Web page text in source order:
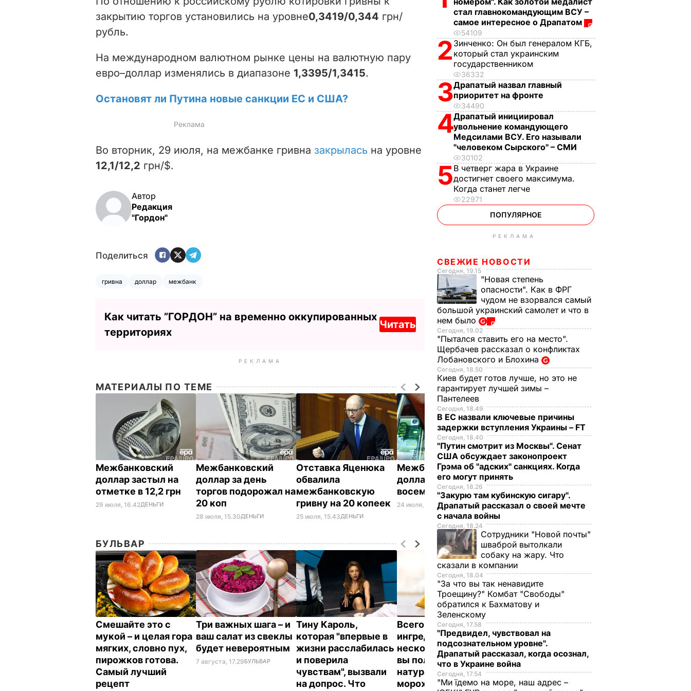
i
e
o
закрытию торгов установились на уровне0,3419/0,344 грн/
рубль.
На международном валютном рынке цены на валютную пару
евро–доллар изменялись в диапазоне 1,3395/1,3415.
Остановят ли Путина новые санкции ЕС и США?
Во вторник, 29 июля, на межбанке гривна закрылась на уровне
12,1/12,2 грн/$.
Автор
Редакция
"Гордон"
Поделиться
гривна доллар межбанк
Как читать ”ГОРДОН” на временно оккупированных
территориях
Читать
РЕКЛАМА
МАТЕРИАЛЫ ПО ТЕМЕ
Межбанковский
доллар застыл на
отметке в 12,2 грн
29 июля, 16.42ДЕНЬГИ
Межбанковский
доллар за день
торгов подорожал на
20 коп
28 июля, 15.30ДЕНЬГИ
Отставка Яценюка
обвалила
межбанковскую
гривну на 20 копеек
25 июля, 15.43ДЕНЬГИ
Межбанковский
доллар укрепился на
восемь копеек
24 июля, 15.56ДЕНЬГИ
БУЛЬВАР
Смешайте это с
мукой – и целая гора
мягких, словно пух,
пирожков готова.
Самый лучший
рецепт
Три важных шага – и
ваш салат из свеклы
будет невероятным
7 августа, 17.29БУЛЬВАР
Тину Кароль,
которая "впервые в
жизни расслабилась
и поверила
чувствам", вызвали
на допрос. Что
Всего три
ингредиента и
несколько минут – и
вы получите дома
натуральное
мороженое
Как с Путина
"снимали мерку" для
Колобка, который
спровоцировал
взрывы в Москве и
протесты в РФ
стал главнокомандующим ВСУ –
самое интересное о Драпатом
54109
2 Зинченко: Он был генералом КГБ,
который стал украинским
государственником
36332
3Драпатый назвал главный
приоритет на фронте
34490
4Драпатый инициировал
увольнение командующего
Медсилами ВСУ. Его называли
"человеком Сырского" – СМИ
30102
5В четверг жара в Украине
достигнет своего максимума.
Когда станет легче
22971
ПОПУЛЯРНОЕ
РЕКЛАМА
СВЕЖИЕ НОВОСТИ
Сегодня, 19.15
"Новая степень
опасности". Как в ФРГ
чудом не взорвался самый
большой украинский самолет и что в
нем было
Сегодня, 19.02
"Пытался ставить его на место".
Щербачев рассказал о конфликтах
Лобановского и Блохина
Сегодня, 18.50
Киев будет готов лучше, но это не
гарантирует лучшей зимы –
Пантелеев
Сегодня, 18.49
В ЕС назвали ключевые причины
задержки вступления Украины – FT
Сегодня, 18.40
"Путин смотрит из Москвы". Сенат
США обсуждает законопроект
Грэма об "адских" санкциях. Когда
его могут принять
Сегодня, 18.26
"Закурю там кубинскую сигару".
Драпатый рассказал о своей мечте
с начала войны
Сегодня, 18.24
Сотрудники "Новой почты"
шваброй вытолкали
собаку на жару. Что
сказали в компании
Сегодня, 18.04
"За что вы так ненавидите
Троещину?" Комбат "Свободы"
обратился к Бахматову и
Зеленскому
Сегодня, 17.58
"Предвидел, чувствовал на
подсознательном уровне".
Драпатый рассказал, когда осознал,
что в Украине война
Сегодня, 17.54
"Ми їдемо на море, наш адрес –